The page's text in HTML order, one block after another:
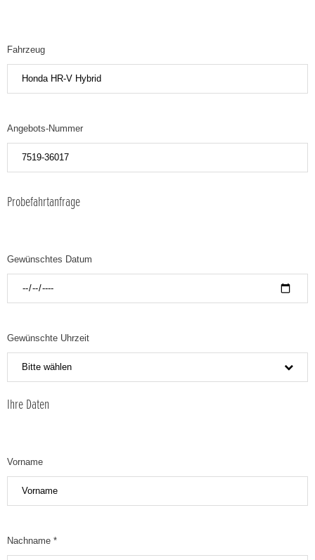
Fahrzeug
Angebots-Nummer
Probefahrtanfrage
Gewünschtes Datum
Gewünschte Uhrzeit
Bitte wählen
Ihre Daten
Vorname
Nachname *